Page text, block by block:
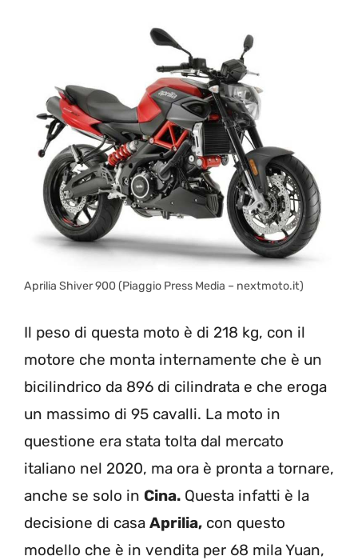
Aprilia Shiver 900 (Piaggio Press Media – nextmoto.it)
Il peso di questa moto è di 218 kg, con il
motore che monta internamente che è un
bicilindrico da 896 di cilindrata e che eroga
un massimo di 95 cavalli. La moto in
questione era stata tolta dal mercato
italiano nel 2020, ma ora è pronta a tornare,
anche se solo in Cina. Questa infatti è la
decisione di casa Aprilia, con questo
modello che è in vendita per 68 mila Yuan,